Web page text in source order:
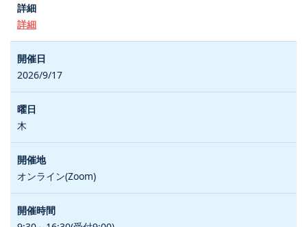
詳細
2026/9/17
木
オンライン(Zoom)